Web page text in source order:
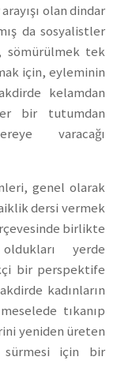
olan dindar
da sosyalistler
sömürülmek tek
için, eyleminin
kelamdan
bir tutumdan
varacağı
genel olarak
dersi vermek
birlikte
yerde
bir perspektife
kadınların
tıkanıp
yeniden üreten
sürmesi için bir